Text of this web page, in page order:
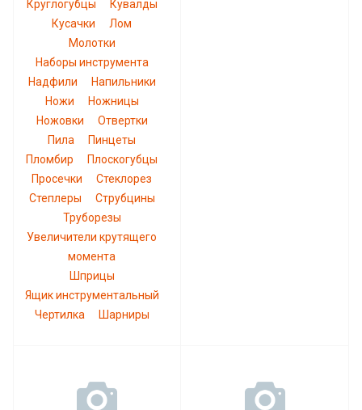
Круглогубцы
Кувалды
Кусачки
Лом
Молотки
Наборы инструмента
Надфили
Напильники
Ножи
Ножницы
Ножовки
Отвертки
Пила
Пинцеты
Пломбир
Плоскогубцы
Просечки
Стеклорез
Степлеры
Струбцины
Труборезы
Увеличители крутящего
момента
Шприцы
Ящик инструментальный
Чертилка
Шарниры